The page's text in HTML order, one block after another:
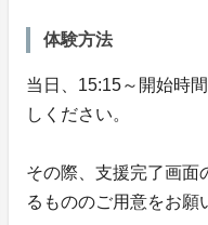
体験方法
当日、15:15～開始時
しください。
その際、支援完了画面
るもののご用意をお願